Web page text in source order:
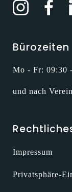
Bürozeiten
Mo - Fr: 09:30
und nach
Impressum
Privatsphäre-